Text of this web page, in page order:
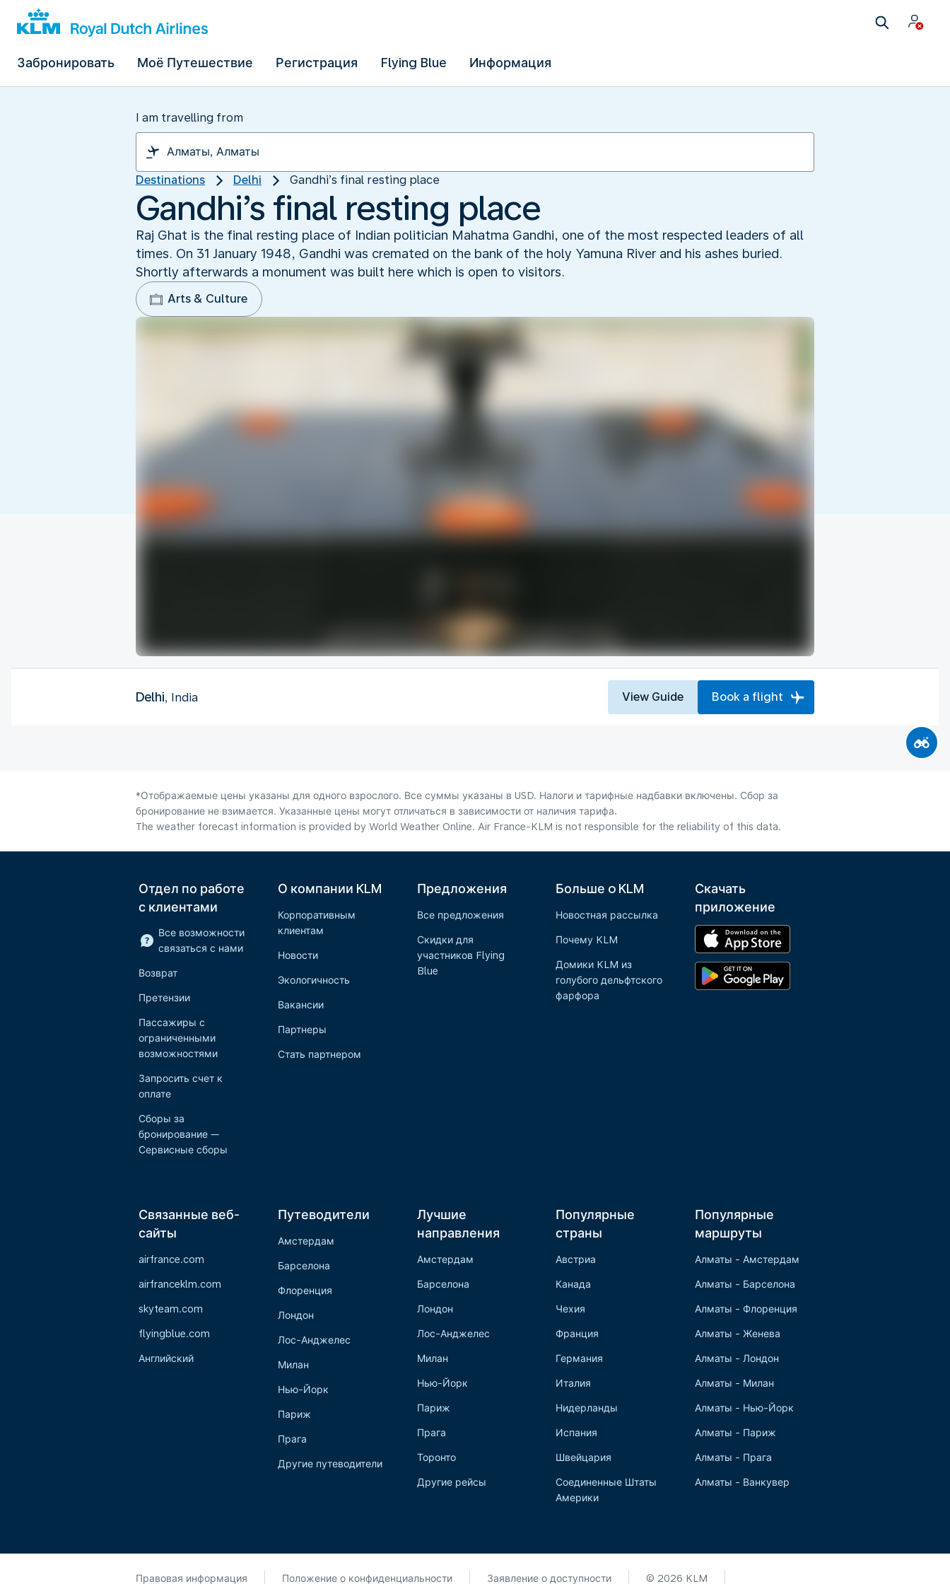
Забронировать Моё Путешествие Регистрация Flying Blue Информация
I am travelling from
Destinations Delhi Gandhi’s final resting place
Gandhi’s final resting place
Raj Ghat is the final resting place of Indian politician Mahatma Gandhi, one of the most respected leaders of all
times. On 31 January 1948, Gandhi was cremated on the bank of the holy Yamuna River and his ashes buried.
Shortly afterwards a monument was built here which is open to visitors.
Arts & Culture
Delhi, India View Guide Book a flight
*Отображаемые цены указаны для одного взрослого. Все суммы указаны в USD. Налоги и тарифные надбавки включены. Сбор за
бронирование не взимается. Указанные цены могут отличаться в зависимости от наличия тарифа.
The weather forecast information is provided by World Weather Online. Air France-KLM is not responsible for the reliability of this data.
Отдел по работе
с клиентами
Все возможности
связаться с нами
Возврат
Претензии
Пассажиры с
ограниченными
возможностями
Запросить счет к
оплате
Сборы за
бронирование —
Сервисные сборы
О компании KLM
Корпоративным
клиентам
Новости
Экологичность
Вакансии
Партнеры
Стать партнером
Предложения
Все предложения
Скидки для
участников Flying
Blue
Больше o KLM
Новостная рассылка
Почему KLM
Домики KLM из
голубого дельфтского
фарфора
Скачать
приложение
Связанные веб-
сайты
airfrance.com
airfranceklm.com
skyteam.com
flyingblue.com
Английский
Путеводители
Амстердам
Барселона
Флоренция
Лондон
Лос-Анджелес
Милан
Нью-Йорк
Париж
Прага
Другие путеводители
Лучшие
направления
Амстердам
Барселона
Лондон
Лос-Анджелес
Милан
Нью-Йорк
Париж
Прага
Торонто
Другие рейсы
Популярные
страны
Австриа
Канада
Чехия
Франция
Германия
Италия
Нидерланды
Испания
Швейцария
Соединенные Штаты
Америки
Популярные
маршруты
Алматы - Амстердам
Алматы - Барселона
Алматы - Флоренция
Алматы - Женева
Алматы - Лондон
Алматы - Милан
Алматы - Нью-Йорк
Алматы - Париж
Алматы - Прага
Алматы - Ванкувер
Правовая информация Положение о конфиденциальности Заявление о доступности © 2026 KLM